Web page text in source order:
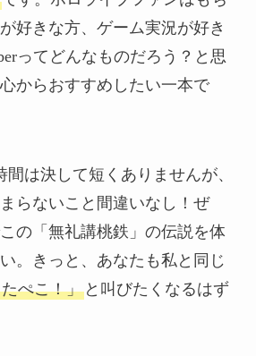
好きな方、ゲーム実況が好き
ってどんなものだろう？と思
からおすすめしたい一本で
間は決して短くありませんが、
らないこと間違いなし！ぜ
の「無礼講桃鉄」の伝説を体
。きっと、あなたも私と同じ
ぺこ！」と叫びたくなるはず